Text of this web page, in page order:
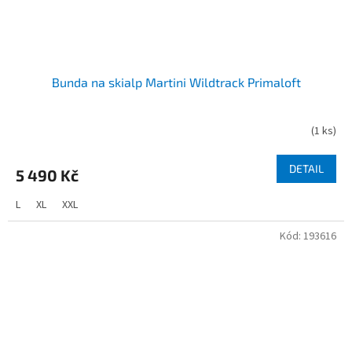
Bunda na skialp Martini Wildtrack Primaloft
(1 ks)
5 490 Kč DETAIL
L XL XXL
Kód: 193616